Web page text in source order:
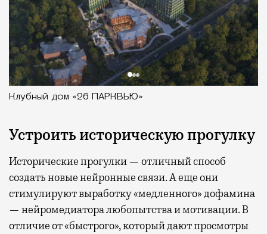
Клубный дом «26 ПАРКВЬЮ»
Устроить историческую прогулку
Исторические прогулки — отличный способ
создать новые нейронные связи. А еще они
стимулируют выработку «медленного» дофамина
— нейромедиатора любопытства и мотивации. В
отличие от «быстрого», который дают просмотры